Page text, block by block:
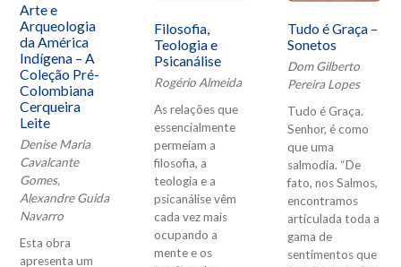
Arte e
Arqueologia
da América
Indígena – A
Coleção Pré-
Colombiana
Cerqueira
Leite
Denise Maria
Cavalcante
Gomes,
Alexandre Guida
Navarro
Esta obra
apresenta um
Filosofia,
Teologia e
Psicanálise
Rogério Almeida
As relações que
essencialmente
permeiam a
filosofia, a
teologia e a
psicanálise vêm
cada vez mais
ocupando a
mente e os
Tudo é Graça –
Sonetos
Dom Gilberto
Pereira Lopes
Tudo é Graça.
Senhor, é como
que uma
salmodia. “De
fato, nos Salmos,
encontramos
articulada toda a
gama de
sentimentos que